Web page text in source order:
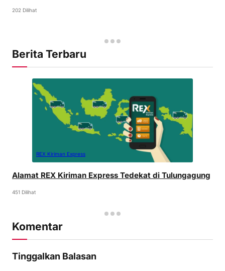
202 Dilihat
Berita Terbaru
REX Kiriman Express
Alamat REX Kiriman Express Tedekat di Tulungagung
451 Dilihat
Komentar
Tinggalkan Balasan